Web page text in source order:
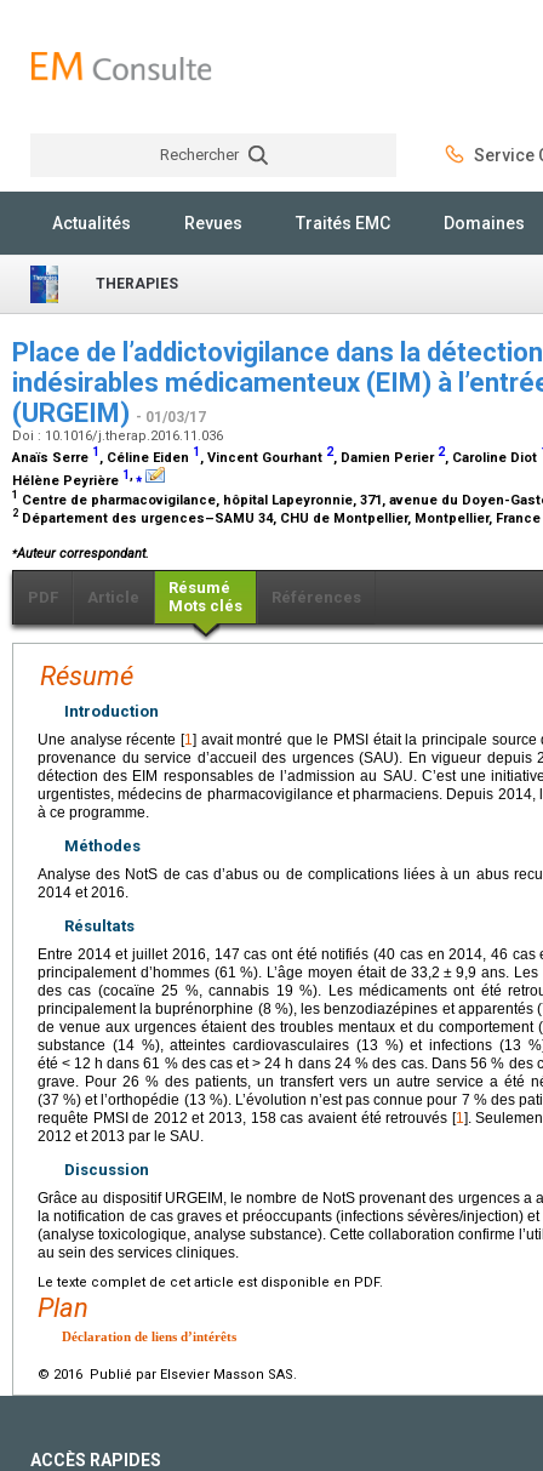
Rechercher Service
Actualités Revues Traités EMC Domaines
THERAPIES
Place de l’addictovigilance dans la
indésirables médicamenteux (EIM) à
(URGEIM) - 01/03/17
Doi : 10.1016/j.therap.2016.11.036
Anaïs Serre 1 , Céline Eiden 1 , Vincent Gourhant 2, Damien Perier 2, Caroline Diot
Hélène Peyrière 1 ⁎
1 Centre de pharmacovigilance, hôpital Lapeyronnie, 371, avenue du Doyen-
2 Département des urgences–SAMU 34, CHU de Montpellier, Montpellier, France
⁎Auteur correspondant.
PDF Article
Résumé
Mots clés
Références
Résumé
Introduction
Une analyse récente [1 ] avait montré que le PMSI était la principale
provenance du service d’accueil des urgences (SAU). En vigueur depuis
détection des EIM responsables de l’admission au SAU. C’est une
urgentistes, médecins de pharmacovigilance et pharmaciens. Depuis 2014,
à ce programme.
Méthodes
Analyse des NotS de cas d’abus ou de complications liées à un abus
2014 et 2016.
Résultats
Entre 2014 et juillet 2016, 147 cas ont été notifiés (40 cas en 2014, 46 cas
principalement d’hommes (61 %). L’âge moyen était de 33,2 ± 9,9 ans. Les
des cas (cocaïne 25 %, cannabis 19 %). Les médicaments ont été
principalement la buprénorphine (8 %), les benzodiazépines et apparentés
de venue aux urgences étaient des troubles mentaux et du
substance (14 %), atteintes cardiovasculaires (13 %) et infections (13
été < 12 h dans 61 % des cas et > 24 h dans 24 % des cas. Dans 56 % des
grave. Pour 26 % des patients, un transfert vers un autre service a été
(37 %) et l’orthopédie (13 %). L’évolution n’est pas connue pour 7 % des
requête PMSI de 2012 et 2013, 158 cas avaient été retrouvés [1 ].
2012 et 2013 par le SAU.
Discussion
Grâce au dispositif URGEIM, le nombre de NotS provenant des urgences a
la notification de cas graves et préoccupants (infections sévères/injection)
(analyse toxicologique, analyse substance). Cette collaboration confirme
au sein des services cliniques.
Le texte complet de cet article est disponible en PDF.
Plan
Déclaration de liens d’intérêts
© 2016 Publié par Elsevier Masson SAS.
ACCÈS RAPIDES